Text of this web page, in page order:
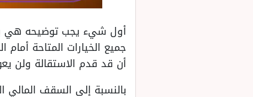
أول شيء يجب توضيحه هي
جميع الخيارات المتاحة
أن قد قدم الاستقالة ولن